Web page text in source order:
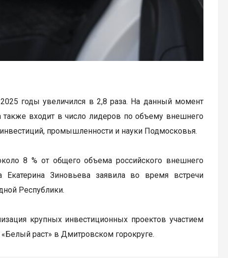
годы увеличился в 2,8 раза. На данный момент
также входит в число лидеров по объему внешнего
промышленности и науки Подмосковья.
8 % от общего объема российского внешнего
Зиновьева заявила во время встречи
Республики.
крупных инвестиционных проектов участием
«Белый раст» в Дмитровском горокруге.